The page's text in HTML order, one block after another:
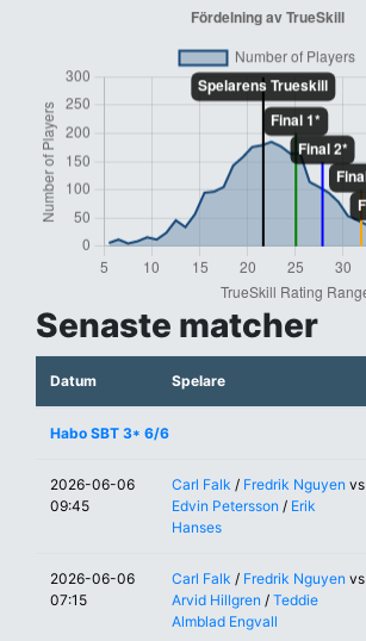
Senaste matcher
Datum Spelare
Habo SBT 3* 6/6
2026-06-06
09:45
Carl Falk / Fredrik Nguyen vs
Edvin Petersson / Erik
Hanses
2026-06-06
07:15
Carl Falk / Fredrik Nguyen vs
Arvid Hillgren / Teddie
Almblad Engvall